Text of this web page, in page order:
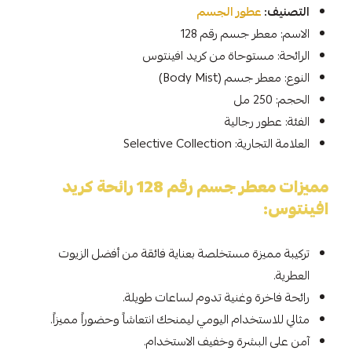
التصنيف:عطور الجسم
الاسم: معطر جسم رقم 128
الرائحة: مستوحاة من كريد افينتوس
النوع: معطر جسم (Body Mist)
الحجم: 250 مل
الفئة: عطور رجالية
العلامة التجارية: Selective Collection
مميزات معطر جسم رقم 128 رائحة كريد
افينتوس:
تركيبة مميزة مستخلصة بعناية فائقة من أفضل الزيوت
العطرية.
رائحة فاخرة وغنية تدوم لساعات طويلة.
مثالي للاستخدام اليومي ليمنحك انتعاشاً وحضوراً مميزاً.
آمن على البشرة وخفيف الاستخدام.